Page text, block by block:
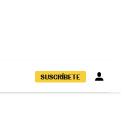
SUSCRÍBETE